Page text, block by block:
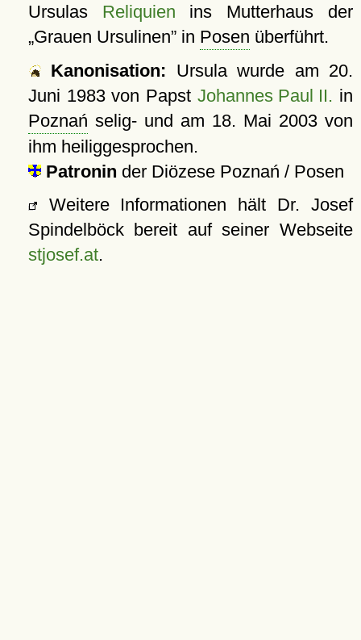
Ursulas Reliquien ins Mutterhaus der
Grauen Ursulinen in Posen überführt.
Kanonisation: Ursula wurde am 20.
Juni 1983von PapstJohannes Paul II. in
Poznań selig- und am 18. Mai 2003von
ihm heiliggesprochen.
Patronin der Diözese Poznań / Posen
Weitere Informationen hält Dr. Josef
Spindelböck bereit auf seiner Webseite
stjosef.at.